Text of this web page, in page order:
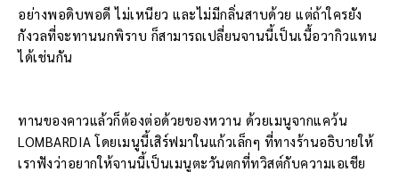
อย่างพอดิบพอดี ไม่เหนียว และไม่มีกลิ่นสาบด้วย แต่ถ้าใครยัง
กังวลที่จะทานนกพิราบ ก็สามารถเปลี่ยนจานนี้เป็นเนื้อวากิวแทน
ได้เช่นกัน
ทานของคาวแล้วก็ต้องต่อด้วยของหวาน ด้วยเมนูจากแคว้น
LOMBARDIA โดยเมนูนี้เสิร์ฟมาในแก้วเล็กๆ ที่ทางร้านอธิบายให้
เราฟังว่าอยากให้จานนี้เป็นเมนูตะวันตกที่ทวิสต์กับความเอเชีย